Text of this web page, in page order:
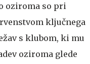
oziroma so pri
ključnega
s klubom, ki mu
oziroma glede